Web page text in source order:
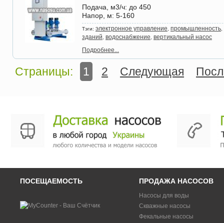
Подача, м3/ч: до 450
Напор, м: 5-160
Тэги: электронное управление промышленность
зданий водоснабжение вертикальный насос
Подробнее...
Страницы: 1 2 Следующая
ПОСЕЩАЕМОСТЬ ПРОДАЖА НАСОСОВ
Насосы для воды
Скважные насосы
Фекальные насосы